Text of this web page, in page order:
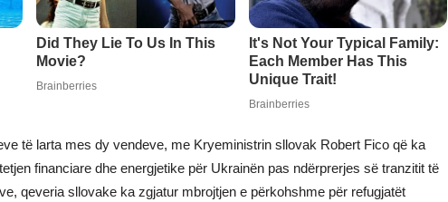
të larta mes dy vendeve, me Kryeministrin sllovak Robert Fico që ka
financiare dhe energjetike për Ukrainën pas ndërprerjes së tranzitit të
qeveria sllovake ka zgjatur mbrojtjen e përkohshme për refugjatët